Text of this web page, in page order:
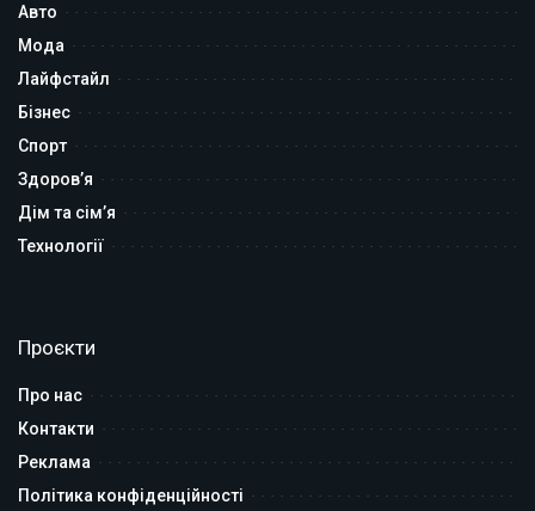
Авто
Мода
Лайфстайл
Бізнес
Спорт
Здоров’я
Дім та сім’я
Технології
Проєкти
Про нас
Контакти
Реклама
Політика конфіденційності